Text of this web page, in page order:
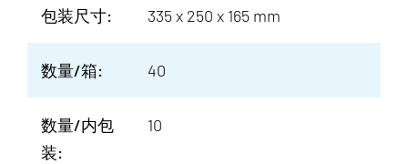
包装尺寸: 335 x 250 x 165 mm
数量/箱: 40
数量/内包
装:
10